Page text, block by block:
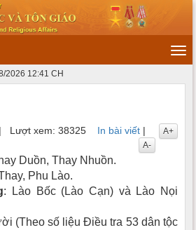
2026 12:41 CH
| Lượt xem: 38325 In bài viết |
A+
A-
Duồn, Thay Nhuồn.
Phu Lào.
: Lào Bốc (Lào Cạn) và Lào Nọi
(Theo số liệu Điều tra 53 dân tộc